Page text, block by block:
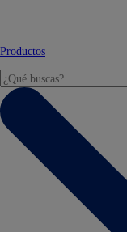
Productos